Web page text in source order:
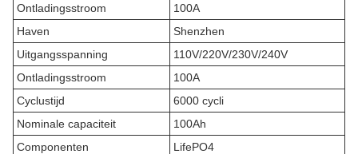
Ontladingsstroom
100A
Haven
Shenzhen
Uitgangsspanning
110V/220V/230V/240V
Ontladingsstroom
100A
Cyclustijd
6000 cycli
Nominale capaciteit
100Ah
Componenten
LifePO4